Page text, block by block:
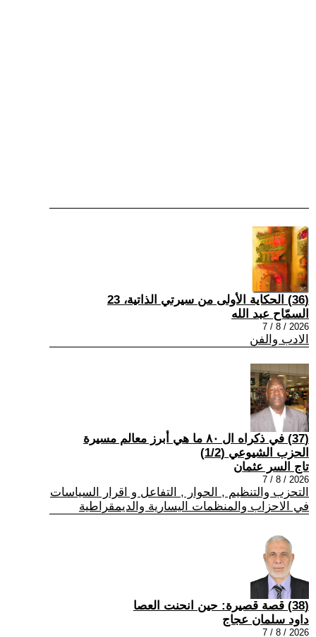
(36) الحكاية الأولى من سيرتي الذاتية، 23
السمّاح عبد الله
2026 / 8 / 7
الادب والفن
(37) في ذكراه ال ٨٠ ما هي أبرز معالم مسيرة
الحزب الشيوعي (1/2)
تاج السر عثمان
2026 / 8 / 7
التحزب والتنظيم , الحوار , التفاعل و اقرار السياسات
في الاحزاب والمنظمات اليسارية والديمقراطية
(38) قصة قصيرة: حين انحنت العصا
داود سلمان عجاج
2026 / 8 / 7